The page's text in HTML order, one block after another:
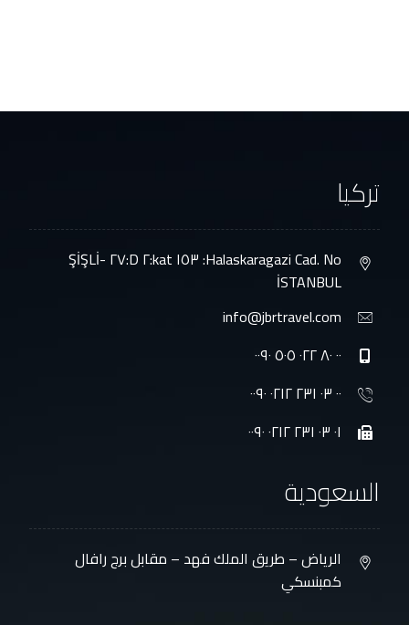
تركيا
Halaskaragazi Cad. No: ١٥٣ kat:٢ D:٢٧ ŞİŞLİ-
İSTANBUL
info@jbrtravel.com
٠٠ ٨٠ ٠٢٢ ٥٠٥ ٠٠٩٠
٠٠ ٠٣ ٢٣١ ٠٢١٢ ٠٠٩٠
٠١ ٠٣ ٢٣١ ٠٢١٢ ٠٠٩٠
السعودية
الرياض – طريق الملك فهد – مقابل برج رافال
كمبنسكي